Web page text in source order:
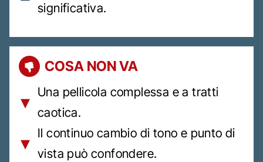
significativa.
COSA NON VA
Una pellicola complessa e a tratti
caotica.
Il continuo cambio di tono e punto di
vista può confondere.